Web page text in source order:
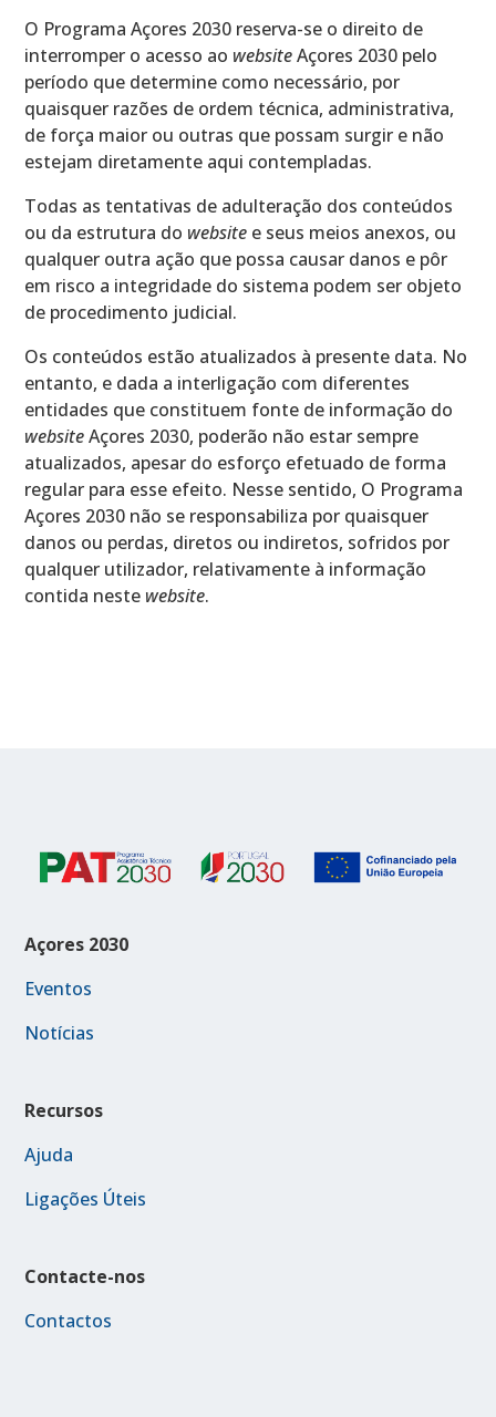
O Programa Açores 2030 reserva-se o direito de
interromper o acesso ao websiteAçores 2030 pelo
período que determine como necessário, por
quaisquer razões de ordem técnica, administrativa,
de força maior ou outras que possam surgir e não
estejam diretamente aqui contempladas.
Todas as tentativas de adulteração dos conteúdos
ou da estrutura do website e seus meios anexos, ou
qualquer outra ação que possa causar danos e pôr
em risco a integridade do sistema podem ser objeto
de procedimento judicial.
Os conteúdos estão atualizados à presente data. No
entanto, e dada a interligação com diferentes
entidades que constituem fonte de informação do
websiteAçores 2030, poderão não estar sempre
atualizados, apesar do esforço efetuado de forma
regular para esse efeito. Nesse sentido, O Programa
Açores 2030 não se responsabiliza por quaisquer
danos ou perdas, diretos ou indiretos, sofridos por
qualquer utilizador, relativamente à informação
contida neste website.
Açores 2030
Eventos
Notícias
Recursos
Ajuda
Ligações Úteis
Contacte-nos
Contactos